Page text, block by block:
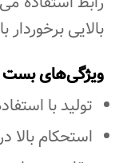
بالایی برخوردار
ویژگی‌های بست
تولید با
استحکام بالا